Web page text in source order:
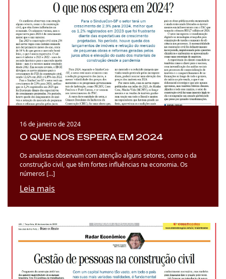
16 de janeiro de 2024
O QUE NOS ESPERA EM 2024
Os analistas observam com atenção alguns setores, como o da
construção civil, que têm fortes influências na economia. Os
números […]
Leia mais